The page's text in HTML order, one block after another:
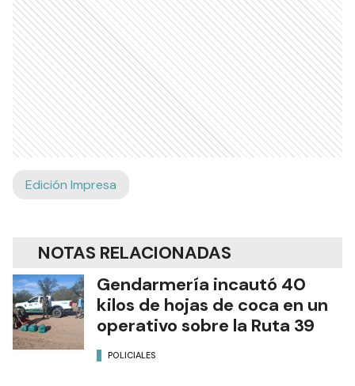
Edición Impresa
NOTAS RELACIONADAS
Gendarmería incautó 40
kilos de hojas de coca en un
operativo sobre la Ruta 39
POLICIALES